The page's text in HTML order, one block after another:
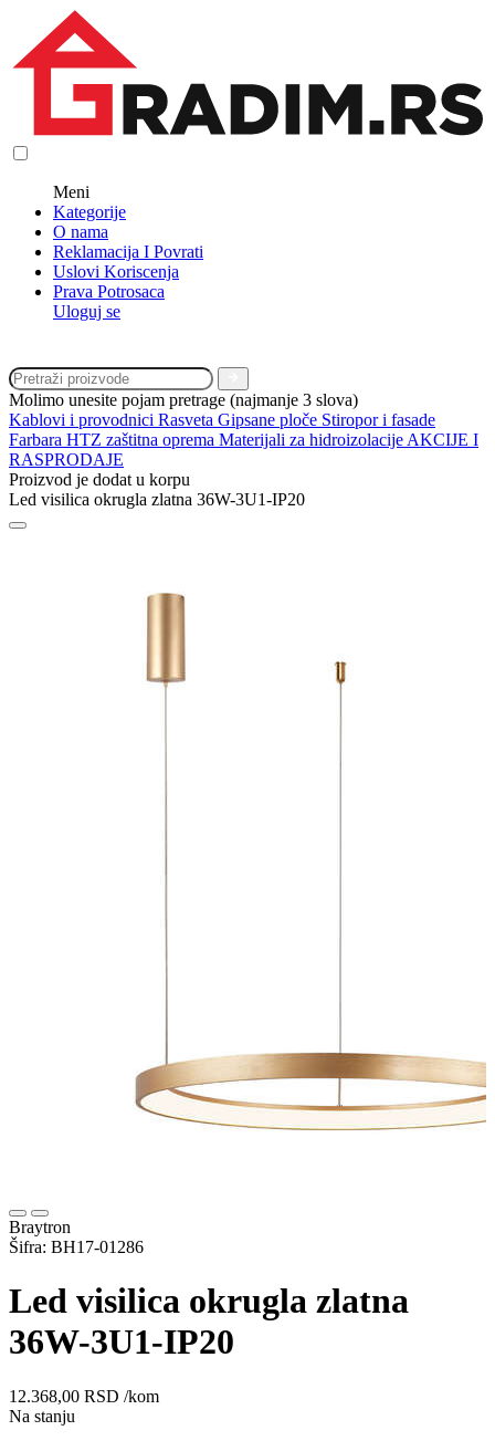
Meni
Kategorije
O nama
Reklamacija I Povrati
Uslovi Koriscenja
Prava Potrosaca
Uloguj se
Molimo unesite pojam pretrage (najmanje 3 slova)
Kablovi i provodnici Rasveta Gipsane ploče Stiropor i fasade
Farbara HTZ zaštitna oprema Materijali za hidroizolacije AKCIJE I
RASPRODAJE
Proizvod je dodat u korpu
Led visilica okrugla zlatna 36W-3U1-IP20
Braytron
Šifra: BH17-01286
Led visilica okrugla zlatna
36W-3U1-IP20
12.368,00 RSD /kom
Na stanju